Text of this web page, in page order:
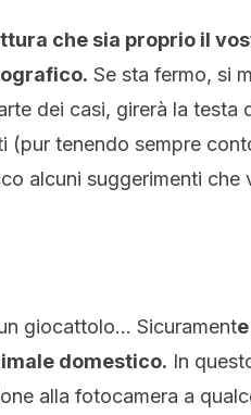
che sia proprio il
Se sta fermo, si
dei casi, girerà la testa
(pur tenendo sempre
alcuni suggerimenti che
giocattolo… Sicurament
domestico. In
alla fotocamera a